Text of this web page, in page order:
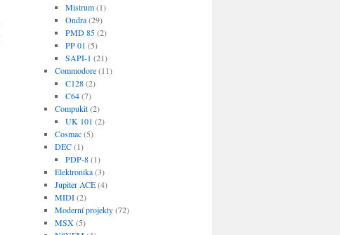
Mistrum(1)
Ondra(29)
PMD 85(2)
PP 01 (5)
SAPI-1 (21)
Commodore(11)
C128(2)
C64(7)
Compukit(2)
UK 101 (2)
Cosmac(5)
DEC(1)
PDP-8(1)
Elektronika(3)
Jupiter ACE(4)
MIDI(2)
Moderní projekty(72)
MSX(5)